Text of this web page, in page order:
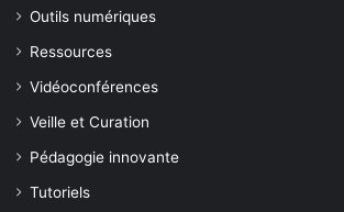
Outils numériques
Ressources
Vidéoconférences
Veille et Curation
Pédagogie innovante
Tutoriels